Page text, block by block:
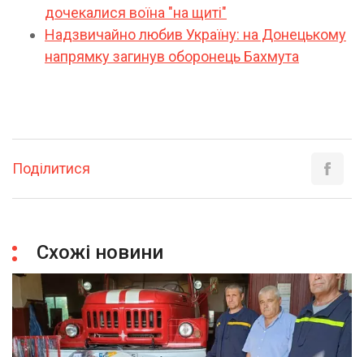
дочекалися воїна "на щиті"
Надзвичайно любив Україну: на Донецькому
напрямку загинув оборонець Бахмута
Поділитися
Схожі новини